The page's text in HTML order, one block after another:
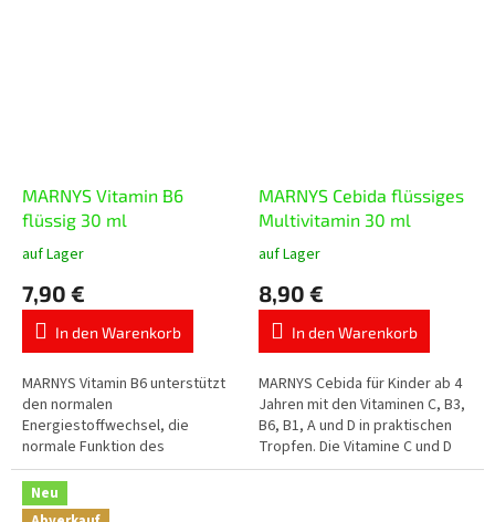
MARNYS Vitamin B6
flüssig 30 ml
Die
Produktbewertung
ist
5,0
5
Sternen.
auf Lager
7,90 €
In den Warenkorb
MARNYS Vitamin B6 unterstützt
den normalen
Energiestoffwechsel, die
normale Funktion des
Nervensystems, die normale
psychische Funktion, die
Funktion des Immunsystems
MARNYS Cebida flüssiges
Multivitamin 30 ml
Die
Produktbewertung
ist
5,0
5
Sternen.
auf Lager
8,90 €
In den Warenkorb
MARNYS Cebida für Kinder ab 4
Jahren mit den Vitaminen C, B3,
B6, B1, A und D in praktischen
Tropfen. Die Vitamine C und D
tragen zu einer normalen
Neu